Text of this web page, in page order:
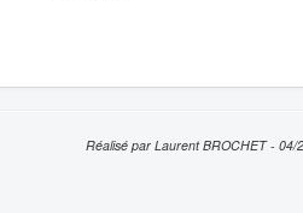
Réalisé par Laurent BROCHET -